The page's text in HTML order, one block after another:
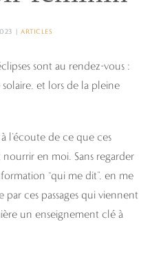
| ARTICLES
sont au rendez-vous :
et lors de la pleine
l’écoute de ce que ces
en moi. Sans regarder
“qui me dit”, en me
ces passages qui viennent
un enseignement clé à